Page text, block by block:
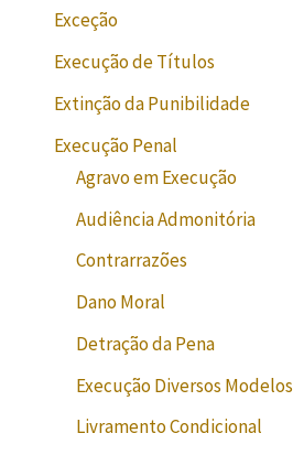
Exceção
Execução de Títulos
Extinção da Punibilidade
Execução Penal
Agravo em Execução
Audiência Admonitória
Contrarrazões
Dano Moral
Detração da Pena
Execução Diversos Modelos
Livramento Condicional